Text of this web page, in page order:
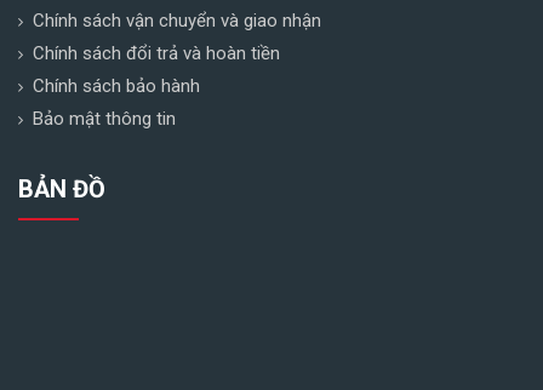
Chính sách vận chuyển và giao nhận
Chính sách đổi trả và hoàn tiền
Chính sách bảo hành
Bảo mật thông tin
BẢN ĐỒ